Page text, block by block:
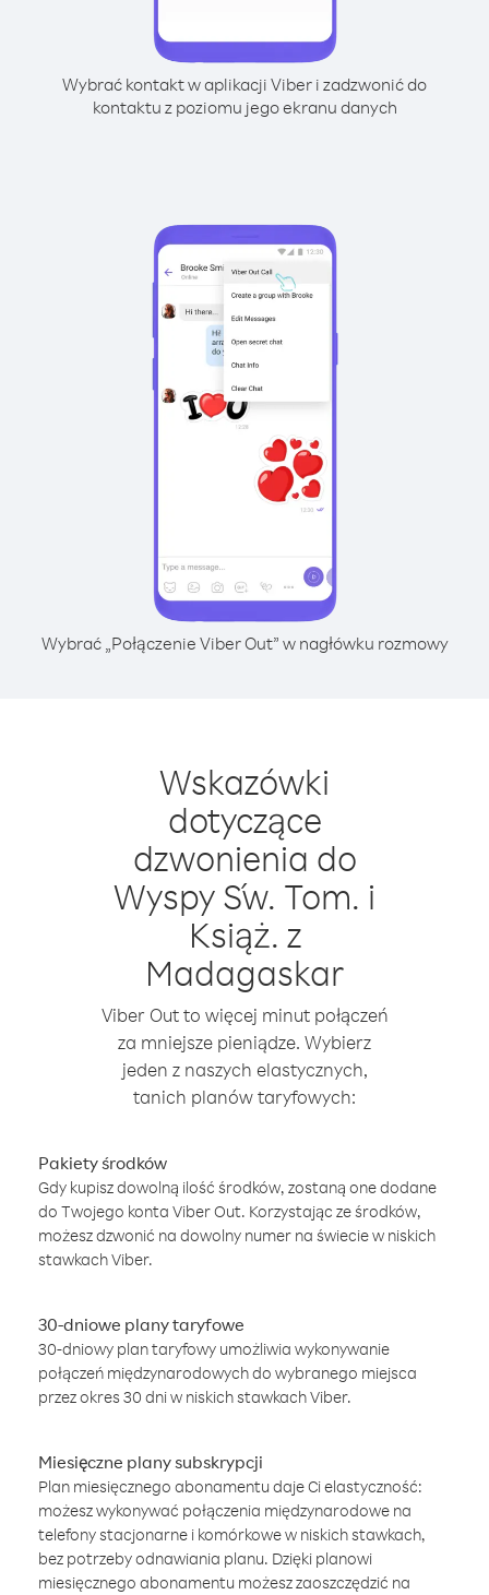
Wybrać kontakt w aplikacji Viber i zadzwonić do
kontaktu z poziomu jego ekranu danych
Wybrać „Połączenie Viber Out” w nagłówku rozmowy
Wskazówki
dotyczące
dzwonienia do
Wyspy Św. Tom. i
Książ. z
Madagaskar
Viber Out to więcej minut połączeń
za mniejsze pieniądze. Wybierz
jeden z naszych elastycznych,
tanich planów taryfowych:
Pakiety środków
Gdy kupisz dowolną ilość środków, zostaną one dodane
do Twojego konta Viber Out. Korzystając ze środków,
możesz dzwonić na dowolny numer na świecie w niskich
stawkach Viber.
30-dniowe plany taryfowe
30-dniowy plan taryfowy umożliwia wykonywanie
połączeń międzynarodowych do wybranego miejsca
przez okres 30 dni w niskich stawkach Viber.
Miesięczne plany subskrypcji
Plan miesięcznego abonamentu daje Ci elastyczność:
możesz wykonywać połączenia międzynarodowe na
telefony stacjonarne i komórkowe w niskich stawkach,
bez potrzeby odnawiania planu. Dzięki planowi
miesięcznego abonamentu możesz zaoszczędzić na